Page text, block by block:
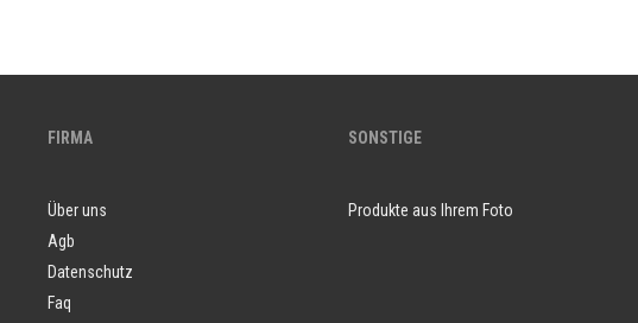
FIRMA
Über uns
Agb
Datenschutz
Faq
SONSTIGE
Produkte aus Ihrem Foto